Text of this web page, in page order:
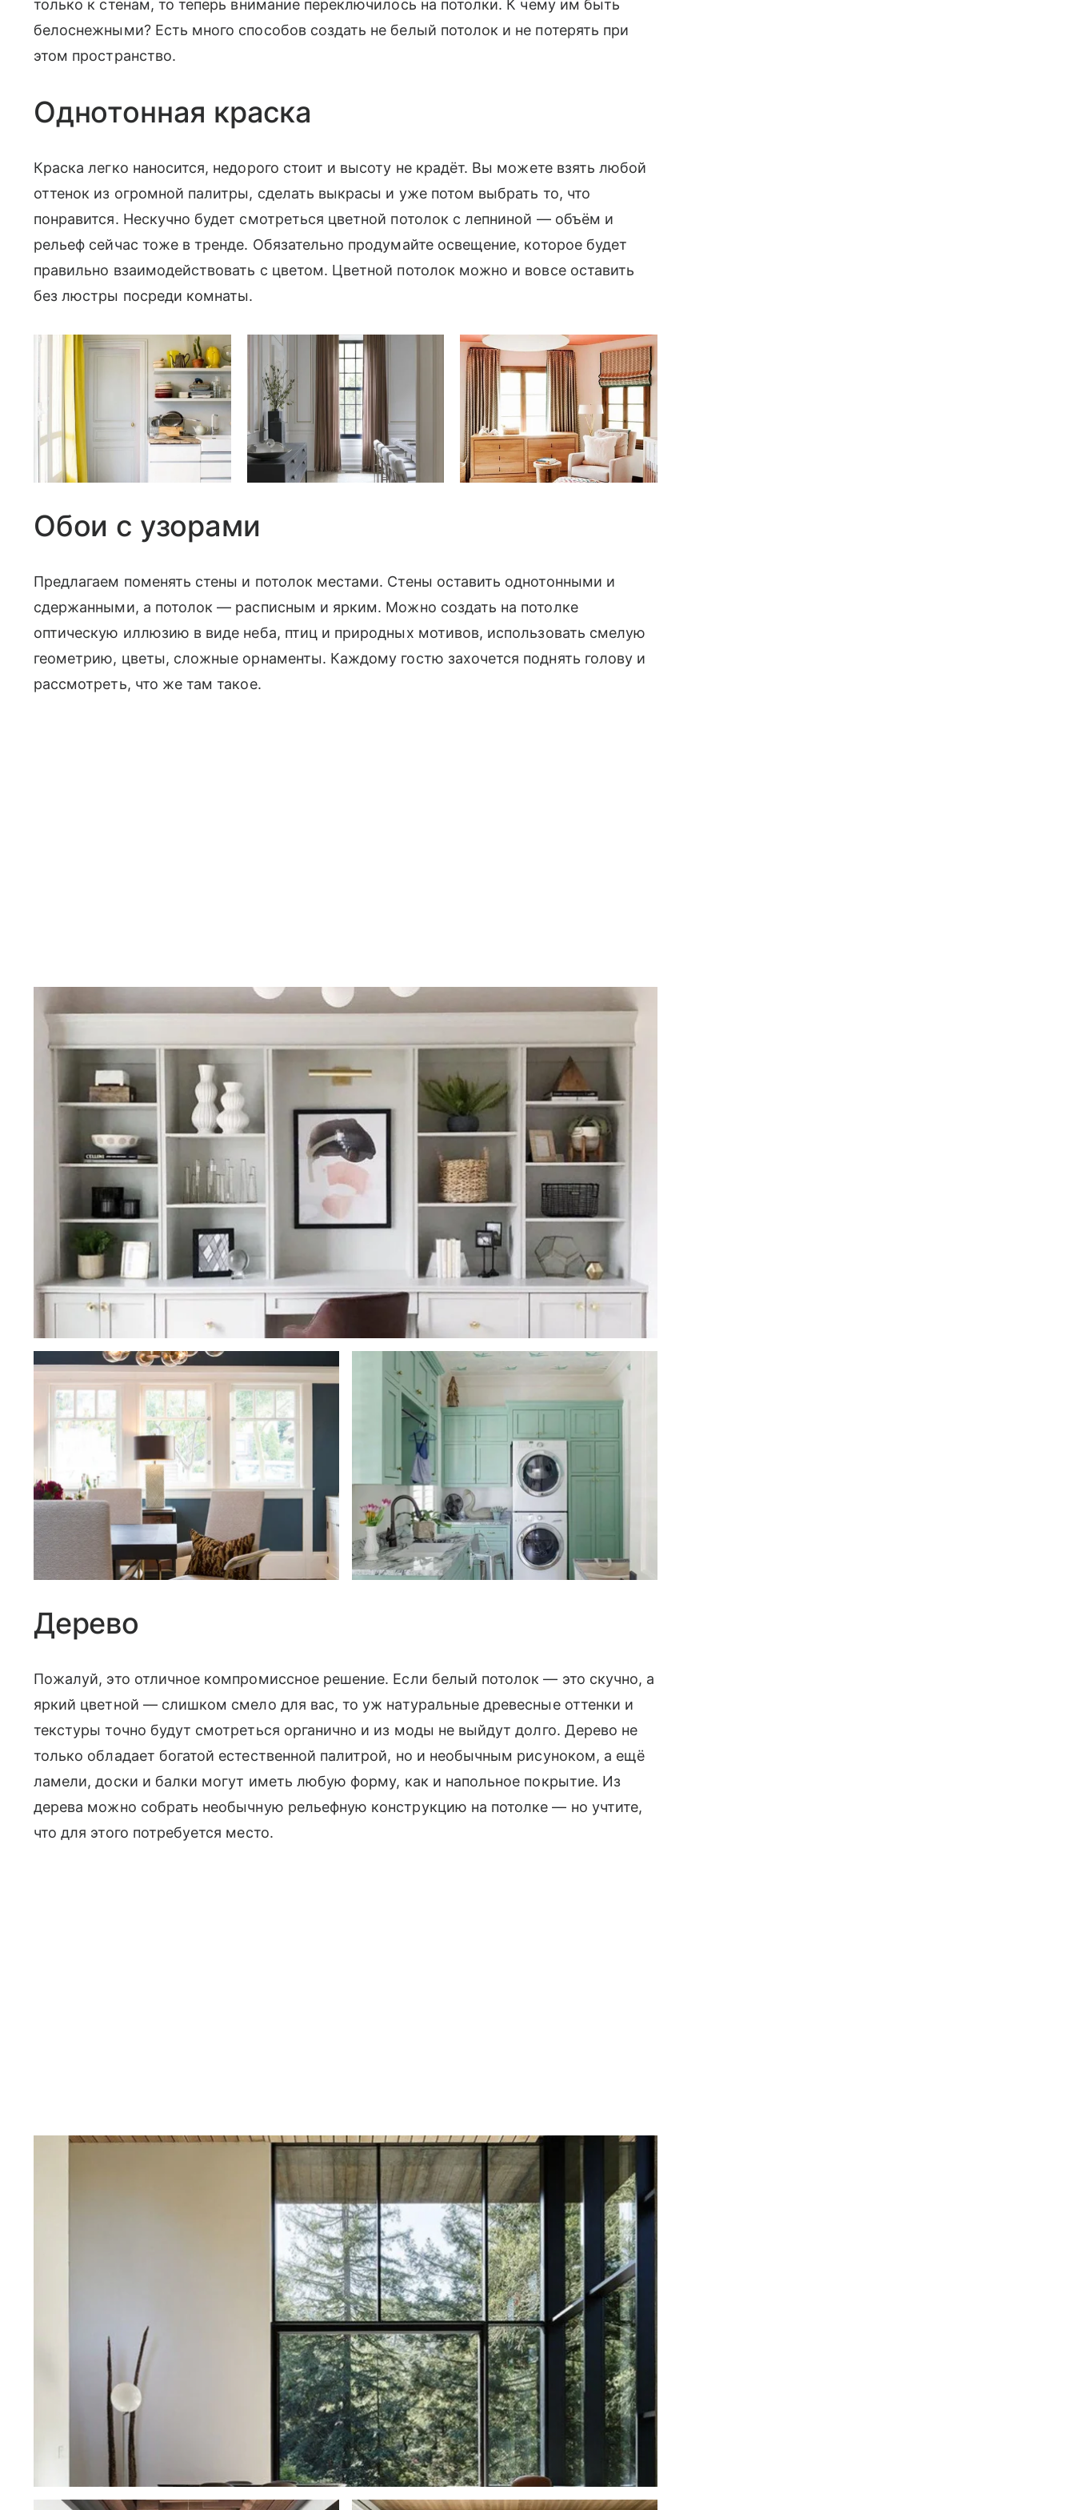
только к стенам, то теперь внимание переключилось на потолки. К чему им быть
белоснежными? Есть много способов создать не белый потолок и не потерять при
этом пространство.
Однотонная краска
Краска легко наносится, недорого стоит и высоту не крадёт. Вы можете взять любой
оттенок из огромной палитры, сделать выкрасы и уже потом выбрать то, что
понравится. Нескучно будет смотреться цветной потолок с лепниной — объём и
рельеф сейчас тоже в тренде. Обязательно продумайте освещение, которое будет
правильно взаимодействовать с цветом. Цветной потолок можно и вовсе оставить
без люстры посреди комнаты.
Обои с узорами
Предлагаем поменять стены и потолок местами. Стены оставить однотонными и
сдержанными, а потолок — расписным и ярким. Можно создать на потолке
оптическую иллюзию в виде неба, птиц и природных мотивов, использовать смелую
геометрию, цветы, сложные орнаменты. Каждому гостю захочется поднять голову и
рассмотреть, что же там такое.
Дерево
Пожалуй, это отличное компромиссное решение. Если белый потолок — это скучно, а
яркий цветной — слишком смело для вас, то уж натуральные древесные оттенки и
текстуры точно будут смотреться органично и из моды не выйдут долго. Дерево не
только обладает богатой естественной палитрой, но и необычным рисуноком, а ещё
ламели, доски и балки могут иметь любую форму, как и напольное покрытие. Из
дерева можно собрать необычную рельефную конструкцию на потолке — но учтите,
что для этого потребуется место.